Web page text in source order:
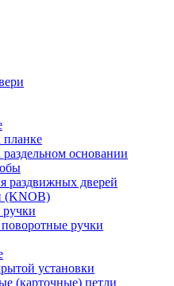
планке
основании
раздвижных дверей
(KNOB)
ручки
установки
(карточные) петли